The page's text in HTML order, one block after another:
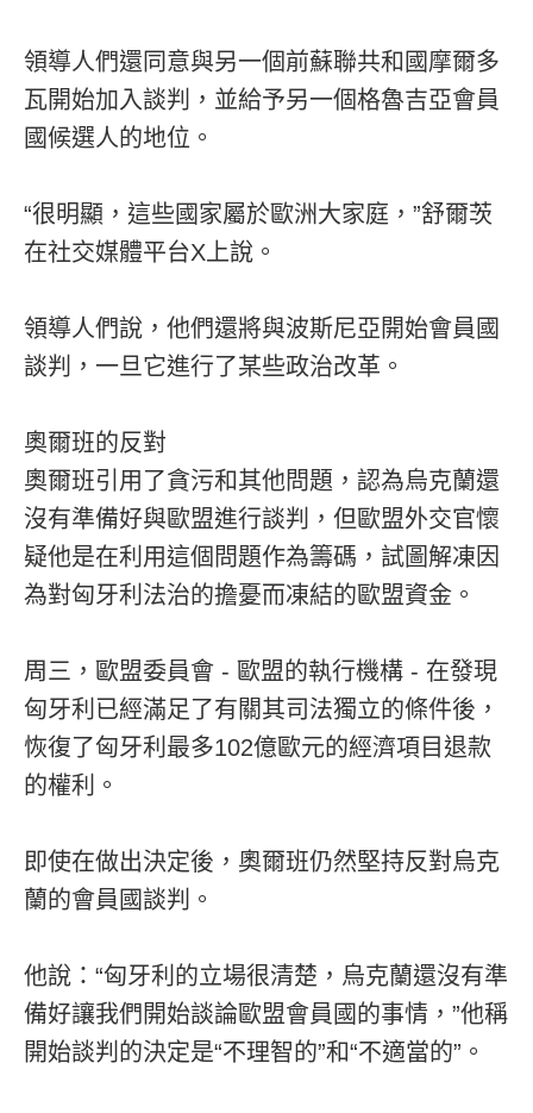
領導人們還同意與另一個前蘇聯共和國摩爾多
瓦開始加入談判，並給予另一個格魯吉亞會員
國候選人的地位。
“很明顯，這些國家屬於歐洲大家庭，”舒爾茨
在社交媒體平台X上說。
領導人們說，他們還將與波斯尼亞開始會員國
談判，一旦它進行了某些政治改革。
奧爾班的反對
奧爾班引用了貪污和其他問題，認為烏克蘭還
沒有準備好與歐盟進行談判，但歐盟外交官懷
疑他是在利用這個問題作為籌碼，試圖解凍因
為對匈牙利法治的擔憂而凍結的歐盟資金。
周三，歐盟委員會 - 歐盟的執行機構 - 在發現
匈牙利已經滿足了有關其司法獨立的條件後，
恢復了匈牙利最多102億歐元的經濟項目退款
的權利。
即使在做出決定後，奧爾班仍然堅持反對烏克
蘭的會員國談判。
他說：“匈牙利的立場很清楚，烏克蘭還沒有準
備好讓我們開始談論歐盟會員國的事情，”他稱
開始談判的決定是“不理智的”和“不適當的”。